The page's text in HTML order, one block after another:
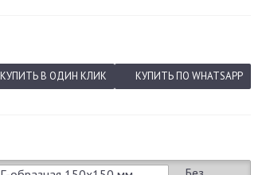
КУПИТЬВ ОДИН КЛИК КУПИТЬПО WHATSAPP